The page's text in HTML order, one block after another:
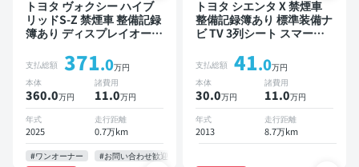
トヨタ ヴォクシー ハイブ
リッドS-Z 禁煙車 整備記録
簿あり ディスプレイオーデ
インドスポットモニター デ
ジタルインナーミラー オー
トクルーズ 3列シート スマ
ートキー ETC 電動バック
ドア バックモニター 全方
位カメラ ドライブレコーダ
ー 衝突軽減 両側電動スラ
イドドア 7人乗り
支払総額 371.0万円
本体
360.0万円
諸費用
11.0万円
年式
2025
走行距離
0.7万km
#ワンオーナー #お問い合わせ歓迎
トヨタ シエンタ X 禁煙車
整備記録簿あり 標準装備ナ
ビ TV 3列シート スマート
り
支払総額 41.0万円
本体
30.0万円
諸費用
11.0万円
年式
2013
走行距離
8.7万km